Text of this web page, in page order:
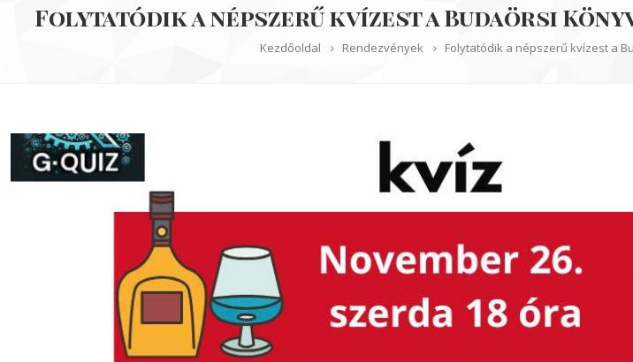
Folytatódik a népszerű kvízest a Budaörsi
Kezdőoldal Rendezvények Folytatódik a népszerű kvízest a